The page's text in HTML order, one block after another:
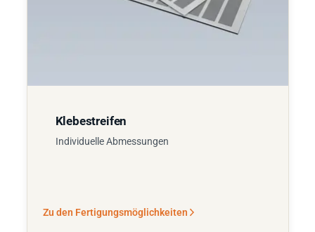
Klebestreifen
Individuelle Abmessungen
Zu den Fertigungsmöglichkeiten